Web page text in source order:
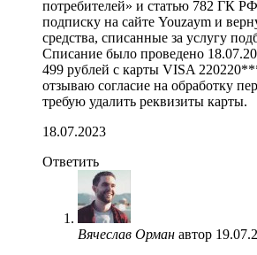
потребителей» и статью 782 ГК
подписку на сайте Youzaym и
средства, списанные за услугу
Списание было проведено
499 рублей с карты VISA
отзываю согласие на обработку
требую удалить реквизиты карты.
18.07.2023
Ответить
Вячеслав Орман автор